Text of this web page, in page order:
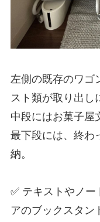
左側の既存のワゴ
スト類が取り出し
中段にはお菓子屋
最下段には、終わ
納。
✅ テキストやノ
アのブックスタン